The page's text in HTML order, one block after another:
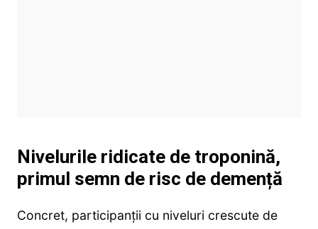
Nivelurile ridicate de troponină,
primul semn de risc de demență
Concret, participanții cu niveluri crescute de